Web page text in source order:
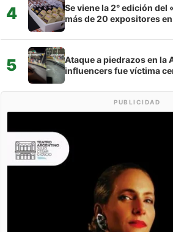
4
Se viene la 2° edición
más de 20 expositores
5
Ataque a piedrazos en la
influencers fue víctima
PUBLICIDAD